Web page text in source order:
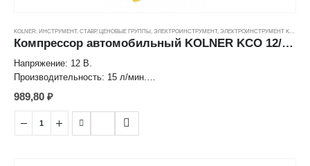
KOLNER ИНСТРУМЕНТ, СТАВР, ЦЕНОВЫЕ ГРУППЫ ЭЛЕКТРОИНСТРУМЕНТ, ЭЛЕКТРОИНСТРУМЕНТ KOLNER
Компрессор автомобильный KOLNER KCO 12/19, 12В ---
Напряжение: 12 В.
Производительность: 15 л/мин.
Рабочее давление: 3 Бар.
Максимальное давление: 4 Бар.
Максимальный ток потребления: 10 А.
989,80 ₽